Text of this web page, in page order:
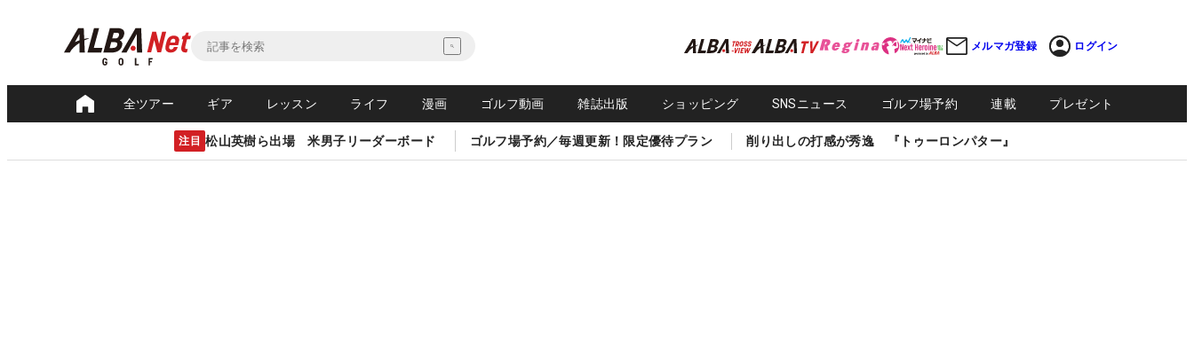
メルマガ登録 ログイン
全ツアー ギア レッスン ライフ 漫画 ゴルフ動画 雑誌出版 ショッピング SNSニュース ゴルフ場予約 連載 プレゼント
注目 松山英樹ら出場 米男子リーダーボード ゴルフ場予約／毎週更新！限定優待プラン 削り出しの打感が秀逸 『トゥーロンパター』